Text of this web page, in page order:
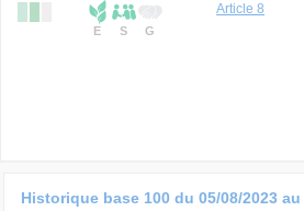
E S G
Article 8
Historique base 100 du 05/08/2023 au